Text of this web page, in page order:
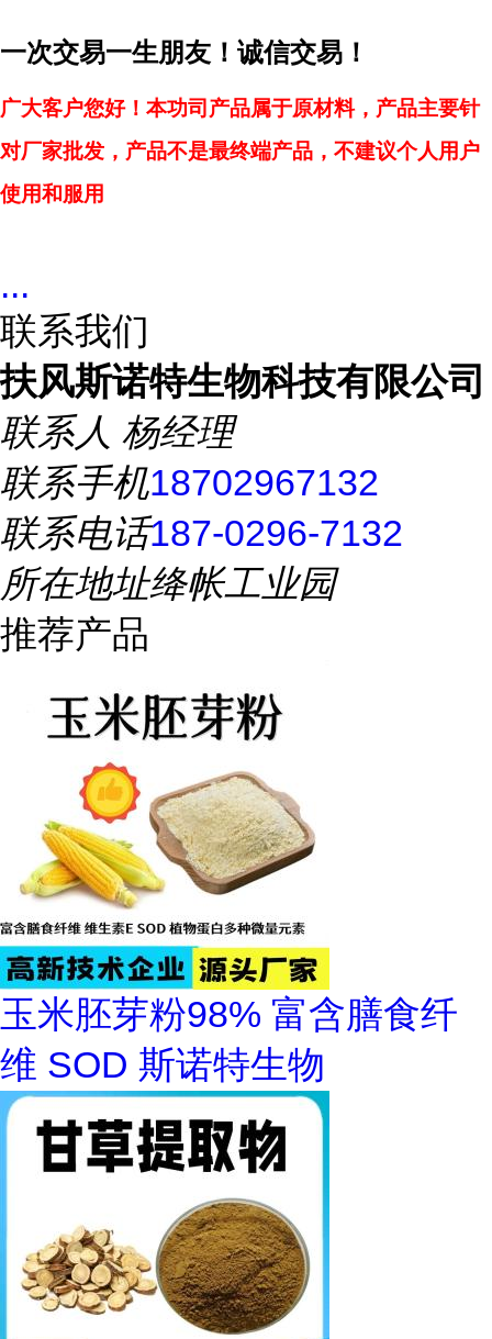
一次交易一生朋友！诚信交易！
广大客户您好！本功司产品属于原材料，产品主要针
对厂家批发，产品不是最终端产品，不建议个人用户
使用和服用
...
联系我们
扶风斯诺特生物科技有限公司
联系人 杨经理
联系手机18702967132
联系电话187-0296-7132
所在地址绛帐工业园
推荐产品
玉米胚芽粉98% 富含膳食纤
维 SOD 斯诺特生物